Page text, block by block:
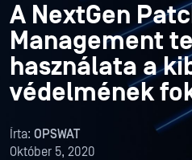
A NextGen
Management
használata a
védelmének
Írta: OPSWAT
Október 5, 2020